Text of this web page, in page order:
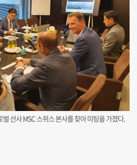
선사 MSC 스위스 본사를 찾아 미팅을 가졌다.